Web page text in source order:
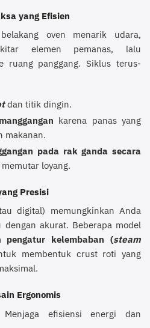
yang Efisien
oven menarik udara,
elemen pemanas, lalu
ruang panggang. Siklus terus-
dan titik dingin.
karena panas yang
makanan.
pada rak ganda secara
loyang.
Presisi
digital) memungkinkan Anda
akurat. Beberapa model
pengatur kelembaban (steam
membentuk crust roti yang
Ergonomis
Menjaga efisiensi energi dan